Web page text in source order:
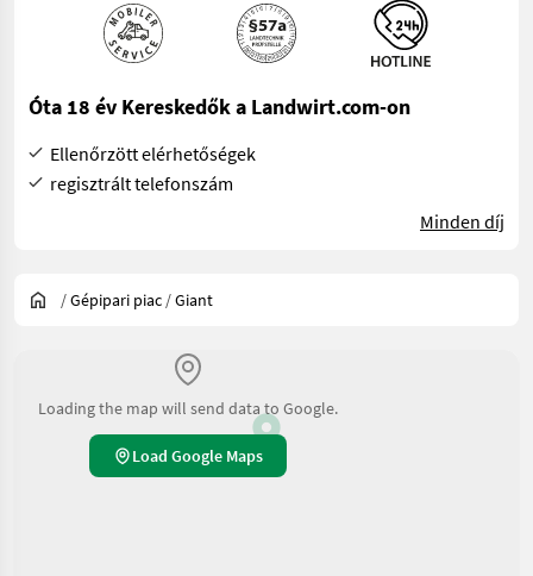
Óta 18 év Kereskedők a Landwirt.com-on
Ellenőrzött elérhetőségek
regisztrált telefonszám
Minden díj
/Gépipari piac /Giant
Loading the map will send data to Google.
Load Google Maps